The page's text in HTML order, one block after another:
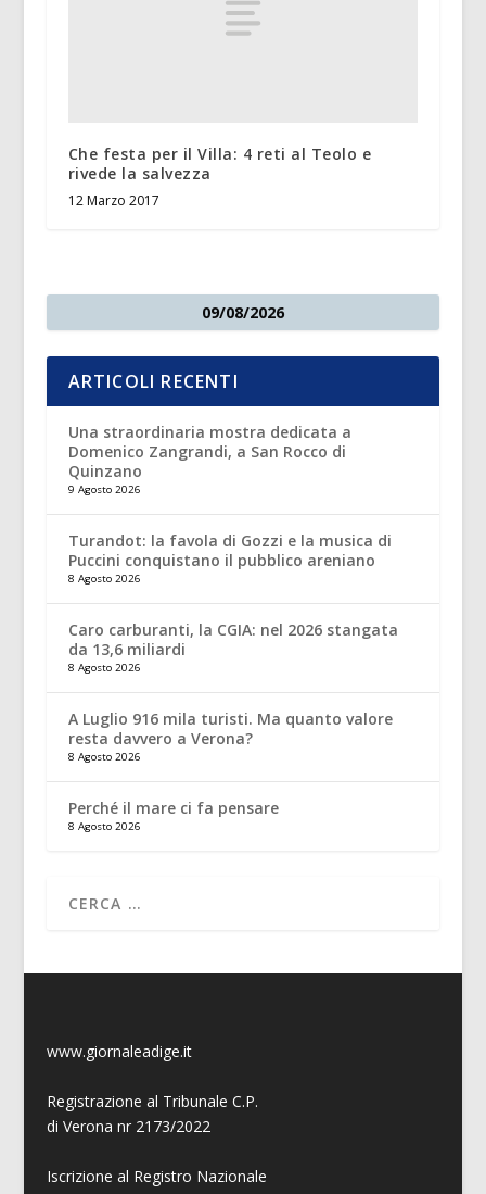
Che festa per il Villa: 4 reti al Teolo e
rivede la salvezza
12 Marzo 2017
09/08/2026
ARTICOLI RECENTI
Una straordinaria mostra dedicata a
Domenico Zangrandi, a San Rocco di
Quinzano
9 Agosto 2026
Turandot: la favola di Gozzi e la musica di
Puccini conquistano il pubblico areniano
8 Agosto 2026
Caro carburanti, la CGIA: nel 2026 stangata
da 13,6 miliardi
8 Agosto 2026
A Luglio 916 mila turisti. Ma quanto valore
resta davvero a Verona?
8 Agosto 2026
Perché il mare ci fa pensare
8 Agosto 2026
www.giornaleadige.it
Registrazione al Tribunale C.P.
di Verona nr 2173/2022
Iscrizione al Registro Nazionale